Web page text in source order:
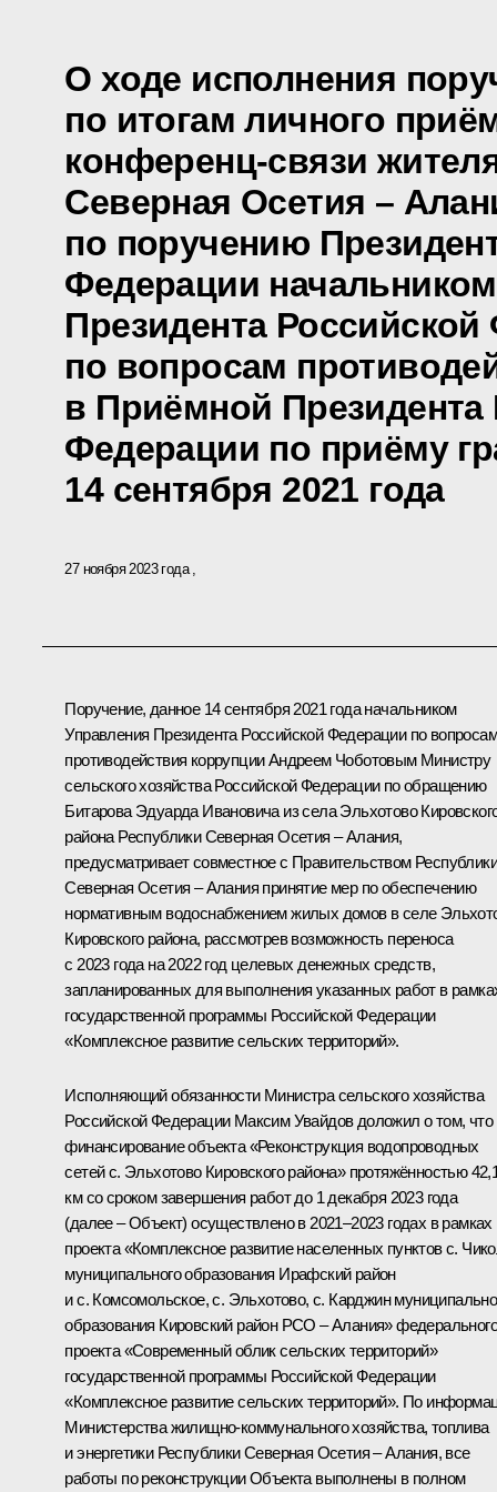
О ходе исполнения
по итогам личного
конференц-связи
Северная Осетия –
по поручению
Федерации
Президента
по вопросам
в Приёмной Президента
Федерации по приёму
14 сентября 2021 года
27 ноября 2023 года
Поручение, данное 14 сентября 2021 года начальником
Управления Президента Российской Федерации по вопросам
противодействия коррупции Андреем Чоботовым Министру
сельского хозяйства Российской Федерации по обращению
Битарова Эдуарда Ивановича из села Эльхотово
района Республики Северная Осетия – Алания,
предусматривает совместное с Правительством Республики
Северная Осетия – Алания принятие мер по обеспечению
нормативным водоснабжением жилых домов в селе
Кировского района, рассмотрев возможность переноса
с 2023 года на 2022 год целевых денежных средств,
запланированных для выполнения указанных работ в
государственной программы Российской Федерации
«Комплексное развитие сельских территорий».
Исполняющий обязанности Министра сельского хозяйства
Российской Федерации Максим Увайдов доложил о том, что
финансирование объекта «Реконструкция водопроводных
сетей с. Эльхотово Кировского района» протяжённостью
км со сроком завершения работ до 1 декабря 2023 года
(далее – Объект) осуществлено в 2021–2023 годах в рамках
проекта «Комплексное развитие населенных пунктов с.
муниципального образования Ирафский район
и с. Комсомольское, с. Эльхотово, с. Карджин
образования Кировский район РСО – Алания» федерального
проекта «Современный облик сельских территорий»
государственной программы Российской Федерации
«Комплексное развитие сельских территорий». По
Министерства жилищно-коммунального хозяйства, топлива
и энергетики Республики Северная Осетия – Алания, все
работы по реконструкции Объекта выполнены в полном